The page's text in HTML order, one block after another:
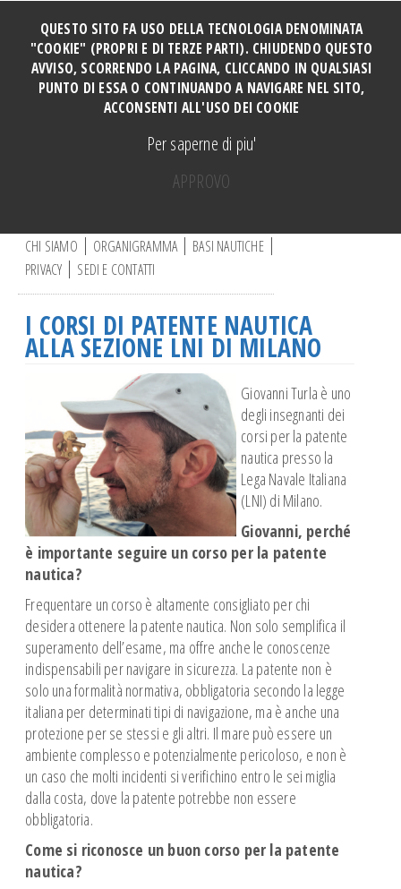
r
.
CHI SIAMO ORGANIGRAMMA
BASI NAUTICHE
PRIVACY
SEDI E CONTATTI
HOME
Manovre e Ormeggi Cabinati
Manovre a motore base DERVIO
Vela ragazzi
CORSO CATAMARANO
Canoa
Vela e disabili
Corsi Meteo
Corso GMDSS-SRC
SICUREZZA WS OSR 6.01
CORSO NAVIGAZIONE ASTRONOMICA
PATENTE NAUTICA
CONFERENZE
SQUADRA AGONISTICA
SCUOLE
Giornata del Mare
REGATE
NEWS
ISTRUTTORI
I nostri Istruttori
Documenti Istruttori
Spazio Istruttori Canoa
Spazio Istruttori Vela
CROCIERE ESTIVE
I CORSI DI PATENTE NAUTICA
ALLA SEZIONE LNI DI MILANO
Giovanni Turla è uno
degli insegnanti dei
corsi per la patente
nautica presso la
Lega Navale Italiana
(LNI) di Milano.
Giovanni, perché
è importante seguire un corso per la patente
nautica?
Frequentare un corso è altamente consigliato per chi
desidera ottenere la patente nautica. Non solo semplifica il
superamento dell’esame, ma offre anche le conoscenze
indispensabili per navigare in sicurezza. La patente non è
solo una formalità normativa, obbligatoria secondo la legge
italiana per determinati tipi di navigazione, ma è anche una
protezione per se stessi e gli altri. Il mare può essere un
ambiente complesso e potenzialmente pericoloso, e non è
un caso che molti incidenti si verifichino entro le sei miglia
dalla costa, dove la patente potrebbe non essere
obbligatoria.
Come si riconosce un buon corso per la patente
nautica?
QUESTO SITO FA USO DELLA TECNOLOGIA DENOMINATA
"COOKIE" (PROPRI E DI TERZE PARTI). CHIUDENDO QUESTO
AVVISO, SCORRENDO LA PAGINA, CLICCANDO IN QUALSIASI
PUNTO DI ESSA O CONTINUANDO A NAVIGARE NEL SITO,
ACCONSENTI ALL'USO DEI COOKIE
Per saperne di piu'
APPROVO